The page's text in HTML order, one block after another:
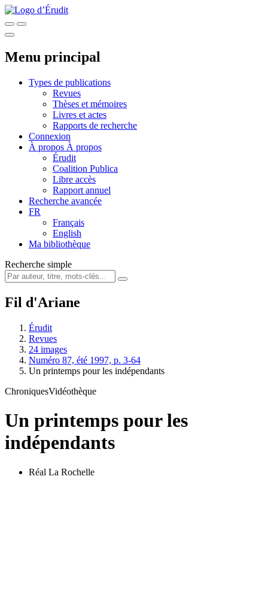
Menu principal
Types de publications
Revues
Thèses et mémoires
Livres et actes
Rapports de recherche
Connexion
À propos À propos
Érudit
Coalition Publica
Libre accès
Rapport annuel
Recherche avancée
FR
Français
English
Ma bibliothèque
Recherche simple
Fil d'Ariane
Érudit
Revues
24 images
Numéro 87, été 1997, p. 3-64
Un printemps pour les indépendants
ChroniquesVidéothèque
Un printemps pour les
indépendants
Réal La Rochelle